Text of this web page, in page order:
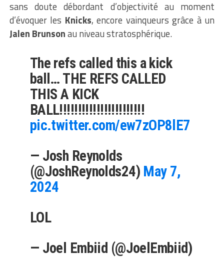
sans doute débordant d’objectivité au moment
d’évoquer les Knicks, encore vainqueurs grâce à un
Jalen Brunsonau niveau stratosphérique.
The refs called this a kick
ball… THE REFS CALLED
THIS A KICK
BALL!!!!!!!!!!!!!!!!!!!!!!!
pic.twitter.com/ew7zOP8lE7
— Josh Reynolds
(@JoshReynolds24) May 7,
2024
LOL
— Joel Embiid (@JoelEmbiid)